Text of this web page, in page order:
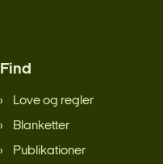
Find
Love og regler
Blanketter
Publikationer